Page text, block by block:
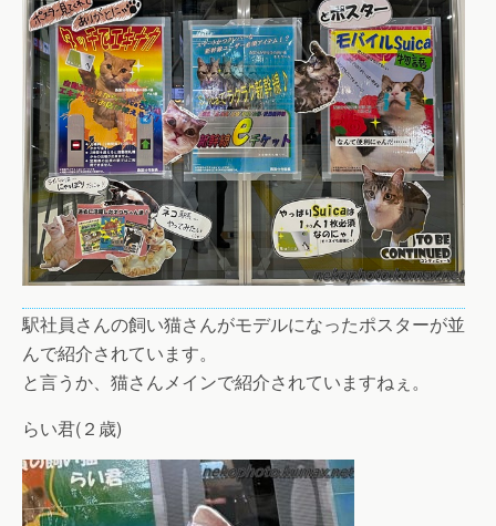
駅社員さんの飼い猫さんがモデルになったポスターが並
んで紹介されています。
と言うか、猫さんメインで紹介されていますねぇ。
らい君(２歳)